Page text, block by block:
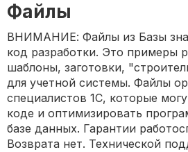
Файлы
ВНИМАНИЕ: Файлы из Базы
код разработки. Это примеры
шаблоны, заготовки,
для учетной системы. Файлы
специалистов 1С, которые
коде и оптимизировать
базе данных. Гарантии
Возврата нет. Технической